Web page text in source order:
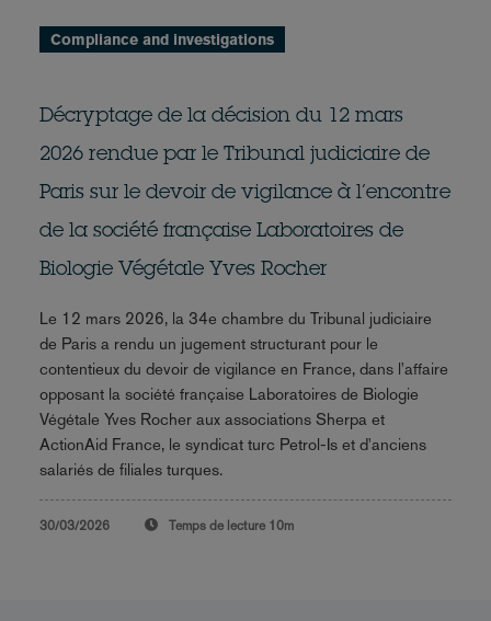
Compliance and investigations
Décryptage de la décision du 12 mars
2026 rendue par le Tribunal judiciaire de
Paris sur le devoir de vigilance à l’encontre
de la société française Laboratoires de
Biologie Végétale Yves Rocher
Le 12 mars 2026, la 34e chambre du Tribunal judiciaire
de Paris a rendu un jugement structurant pour le
contentieux du devoir de vigilance en France, dans l'affaire
opposant la société française Laboratoires de Biologie
Végétale Yves Rocher aux associations Sherpa et
ActionAid France, le syndicat turc Petrol-Is et d'anciens
salariés de filiales turques.
30/03/2026 Temps de lecture 10m